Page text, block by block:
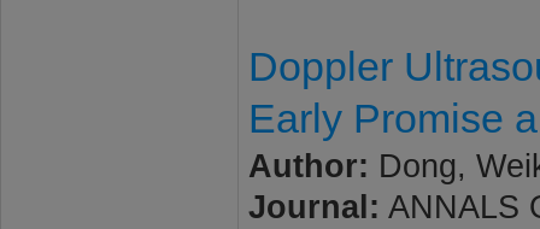
Doppler
Early Promise
Author: Dong,
Journal: ANNALS